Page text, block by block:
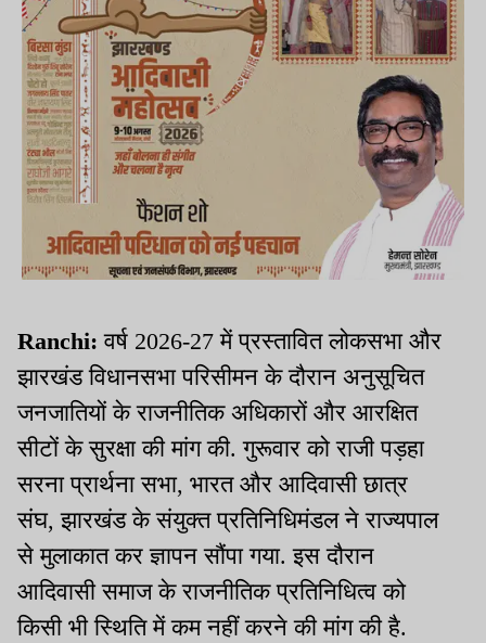
Ranchi: वर्ष 2026-27 में प्रस्तावित लोकसभा और
झारखंड विधानसभा परिसीमन के दौरान अनुसूचित
जनजातियों के राजनीतिक अधिकारों और आरक्षित
सीटों के सुरक्षा की मांग की. गुरूवार को राजी पड़हा
सरना प्रार्थना सभा, भारत और आदिवासी छात्र
संघ, झारखंड के संयुक्त प्रतिनिधिमंडल ने राज्यपाल
से मुलाकात कर ज्ञापन सौंपा गया. इस दौरान
आदिवासी समाज के राजनीतिक प्रतिनिधित्व को
किसी भी स्थिति में कम नहीं करने की मांग की है.